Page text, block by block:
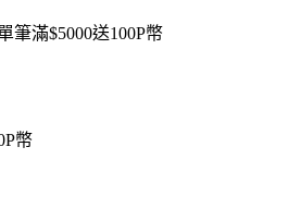
筆滿$5000送100P幣
幣